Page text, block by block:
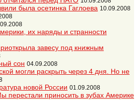
была осетинка Гаглоева 10.09.2008
их наряды и странности
завесу под книжным
сон 04.09.2008
могли раскрыть через 4 дня. Но не
новой России 01.09.2008
перестали приносить в зубах Америке